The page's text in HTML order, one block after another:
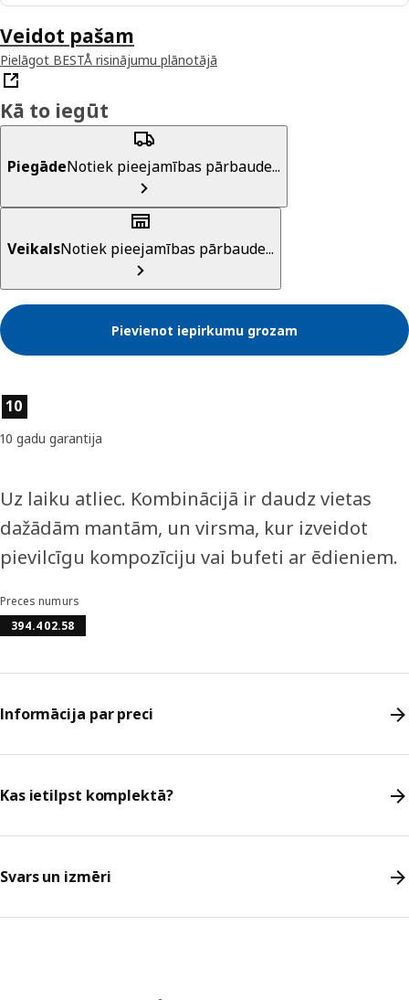
Veidot pašam
Pielāgot BESTÅ risinājumu plānotājā
Kā to iegūt
PiegādeNotiek pieejamības pārbaude...
VeikalsNotiek pieejamības pārbaude...
Pievienot iepirkumu grozam
Preces īpašības
10
10 gadu garantija
Uz laiku atliec. Kombinācijā ir daudz vietas
dažādām mantām, un virsma, kur izveidot
pievilcīgu kompozīciju vai bufeti ar ēdieniem.
Preces numurs
394.402.58
Informācija par preci
Kas ietilpst komplektā?
Svars un izmēri